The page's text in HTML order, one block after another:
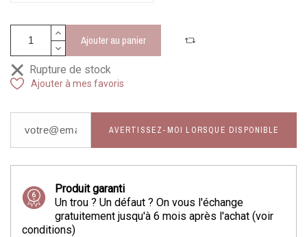
Ajouter au panier
Rupture de stock
Ajouter à mes favoris
AVERTISSEZ-MOI LORSQUE DISPONIBLE
Produit garanti
Un trou ? Un défaut ? On vous l'échange
gratuitement jusqu'à 6 mois après l'achat (voir
conditions)